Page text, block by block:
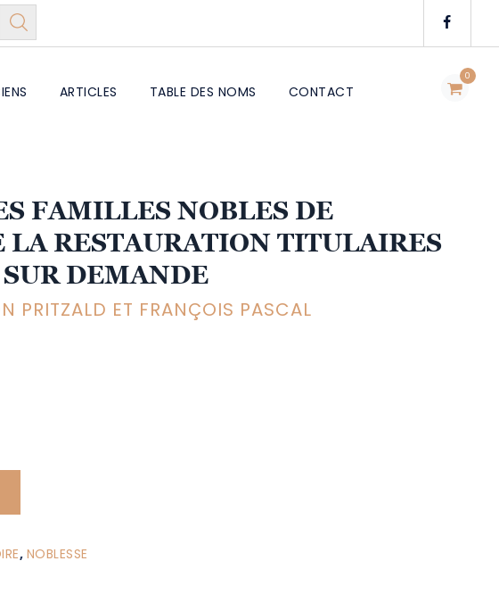
0
ARTICLES TABLE DES NOMS CONTACT
FAMILLES NOBLES DE
LA RESTAURATION TITULAIRES
DEMANDE
PRITZALD ET FRANÇOIS PASCAL
, NOBLESSE